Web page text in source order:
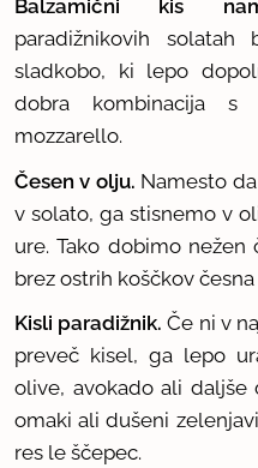
Balzamični kis
paradižnikovih
sladkobo, ki lepo
dobra kombinacija s
mozzarello.
Česen v olju. Namesto
v solato, ga stisnemo v
ure. Tako dobimo
brez ostrih koščkov
Kisli paradižnik. Če ni v
preveč kisel, ga lepo
olive, avokado ali daljše
omaki ali dušeni
res le ščepec.